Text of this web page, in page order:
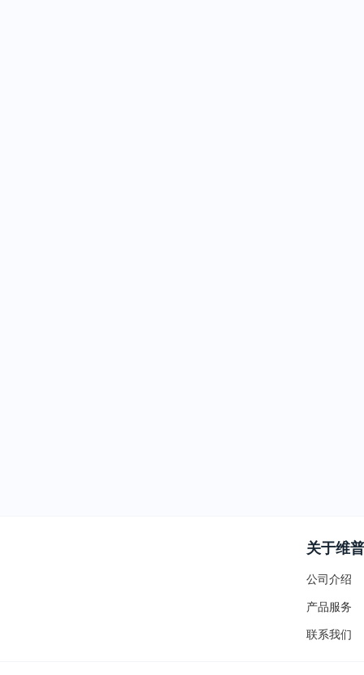
关于维普
公司介绍
产品服务
联系我们